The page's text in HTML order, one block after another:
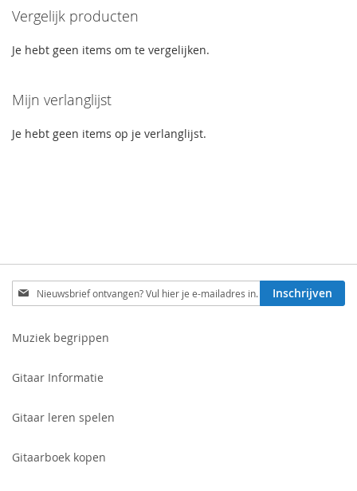
Vergelijk producten
Je hebt geen items om te vergelijken.
Mijn verlanglijst
Je hebt geen items op je verlanglijst.
Schrijf
je
voor
Inschrijven
Muziek begrippen
Gitaar Informatie
Gitaar leren spelen
Gitaarboek kopen